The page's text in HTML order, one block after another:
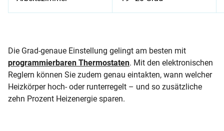
Die Grad-genaue Einstellung gelingt am besten mit
programmierbaren Thermostaten. Mit den elektronischen
Reglern können Sie zudem genau eintakten, wann welcher
Heizkörper hoch- oder runterregelt – und so zusätzliche
zehn Prozent Heizenergie sparen.